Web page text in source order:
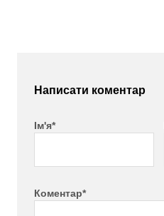
Написати коментар
Ім'я*
Коментар*